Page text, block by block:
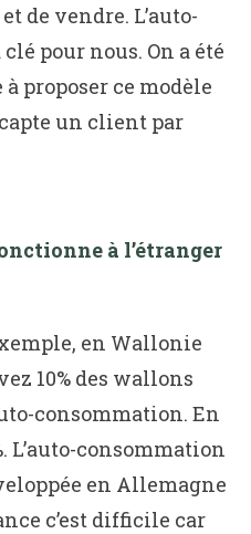
de vendre. L’auto-
pour nous. On a été
proposer ce modèle
un client par
à l’étranger
en Wallonie
10% des wallons
consommation. En
L’auto-consommation
en Allemagne
c’est difficile car